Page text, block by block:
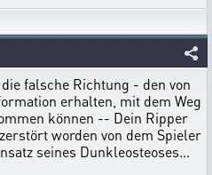
falsche Richtung - den von
erhalten, mit dem Weg
können -- Dein Ripper
worden von dem Spieler
seines Dunkleosteoses...